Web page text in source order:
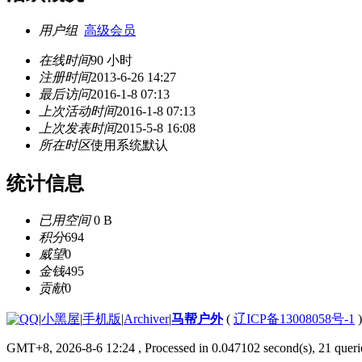
用户组 高级会员
在线时间90 小时
注册时间2013-6-26 14:27
最后访问2016-1-8 07:13
上次活动时间2016-1-8 07:13
上次发表时间2015-5-8 16:08
所在时区使用系统默认
统计信息
已用空间0 B
积分694
威望0
金钱495
贡献0
|小黑屋|手机版|Archiver|马帮户外( 辽ICP备13008058号-1 )
GMT+8, 2026-8-6 12:24 , Processed in 0.047102 second(s), 21